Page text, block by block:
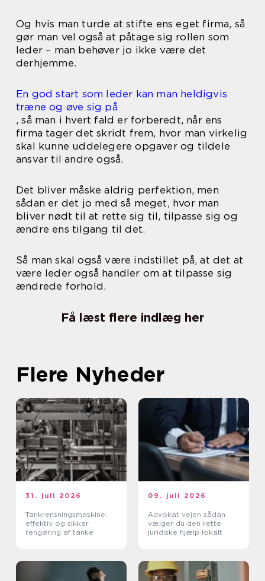
Og hvis man turde at stifte ens eget firma, så
gør man vel også at påtage sig rollen som
leder – man behøver jo ikke være det
derhjemme.
En god start som leder kan man heldigvis
træne og øve sig på
, så man i hvert fald er forberedt, når ens
firma tager det skridt frem, hvor man virkelig
skal kunne uddelegere opgaver og tildele
ansvar til andre også.
Det bliver måske aldrig perfektion, men
sådan er det jo med så meget, hvor man
bliver nødt til at rette sig til, tilpasse sig og
ændre ens tilgang til det.
Så man skal også være indstillet på, at det at
være leder også handler om at tilpasse sig
ændrede forhold.
Få læst flere indlæg her
Flere Nyheder
31. juli 2026
Tankrensningsmaskine:
effektiv og sikker
rengøring af tanke
09. juli 2026
Advokat vejen sådan
vælger du den rette
juridiske hjælp lokalt